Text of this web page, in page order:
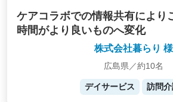
ケアコラボでの情報共有により
時間がより良いものへ変化
株式会社暮らり 様
広島県／約10名
デイサービス 訪問